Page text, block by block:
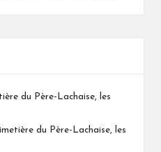
du Père-Lachaise, les
du Père-Lachaise, les